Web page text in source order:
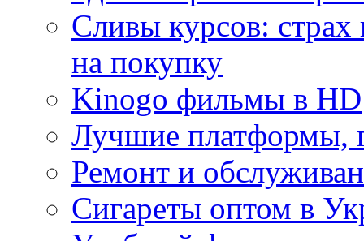
Сливы курсов:
на покупку
Kinogo фильмы в HD
Лучшие платформы,
Ремонт и
Сигареты оптом в